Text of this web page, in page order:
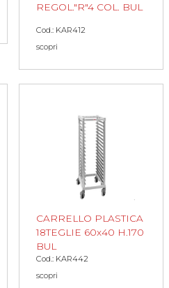
REGOL."R"4 COL. BUL
Cod.: KAR412
scopri
CARRELLO PLASTICA
18TEGLIE 60x40 H.170
BUL
Cod.: KAR442
scopri